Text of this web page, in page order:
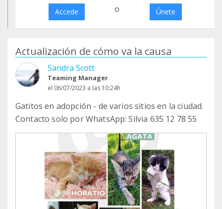
Accede o Únete
Actualización de cómo va la causa
Sandra Scott
Teaming Manager
el 06/07/2023 a las 10:24h
Gatitos en adopción - de varios sitios en la ciudad.
Contacto solo por WhatsApp: Silvia 635 12 78 55